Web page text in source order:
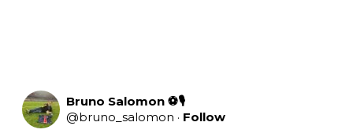
Bruno Salomon ⚽🎙
@bruno_salomon · Follow